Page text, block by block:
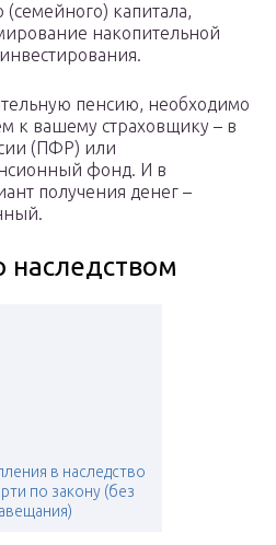
(семейного) капитала,
накопительной
пенсию, необходимо
к вашему страховщику – в
(ПФР) или
фонд. И в
получения денег –
наследством
в наследство
по закону (без